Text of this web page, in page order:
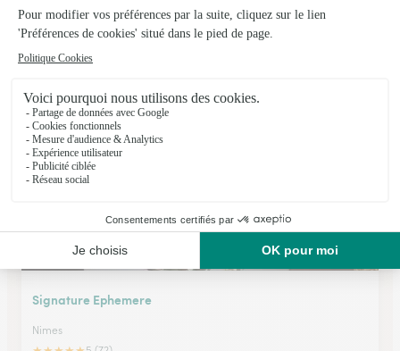
Jardin des Fleurs Dianthus Nimes
★★★★★4 (115)
Voir la boutique
Signature Ephemere
Nimes